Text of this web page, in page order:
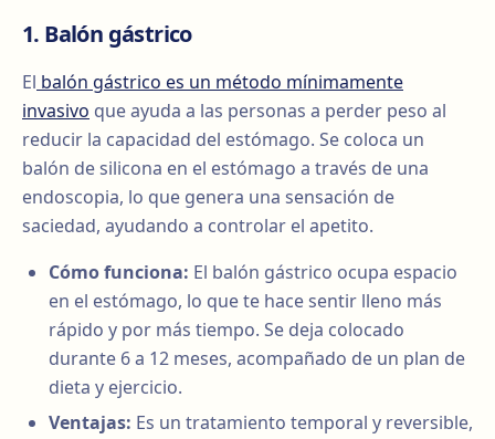
1. Balón gástrico
El balón gástrico es un método mínimamente
invasivo que ayuda a las personas a perder peso al
reducir la capacidad del estómago. Se coloca un
balón de silicona en el estómago a través de una
endoscopia, lo que genera una sensación de
saciedad, ayudando a controlar el apetito.
Cómo funciona: El balón gástrico ocupa espacio
en el estómago, lo que te hace sentir lleno más
rápido y por más tiempo. Se deja colocado
durante 6 a 12 meses, acompañado de un plan de
dieta y ejercicio.
Ventajas: Es un tratamiento temporal y reversible,